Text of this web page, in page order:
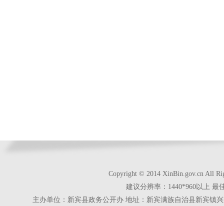
Copyright © 2014 XinBin.gov.cn All
建议分辨率：1440*960以上 最
主办单位：新宾县政务公开办 地址：新宾满族自治县新宾镇